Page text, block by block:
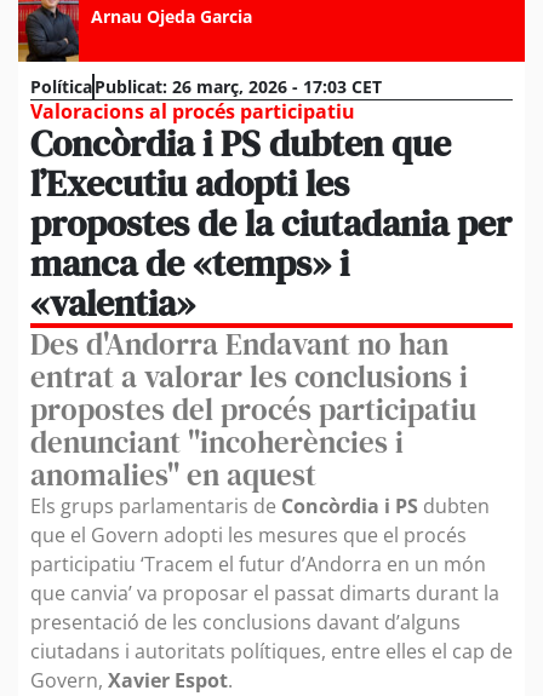
Arnau Ojeda Garcia
PolíticaPublicat: 26 març, 2026 - 17:03 CET
Valoracions al procés participatiu
Concòrdia i PS dubten que
l’Executiu adopti les
propostes de la ciutadania per
manca de «temps» i
«valentia»
Des d'Andorra Endavant no han
entrat a valorar les conclusions i
propostes del procés participatiu
denunciant "incoherències i
anomalies" en aquest
Els grups parlamentaris de Concòrdia i PS dubten
que el Govern adopti les mesures que el procés
participatiu ‘Tracem el futur d’Andorra en un món
que canvia’ va proposar el passat dimarts durant la
presentació de les conclusions davant d’alguns
ciutadans i autoritats polítiques, entre elles el cap de
Govern, Xavier Espot.